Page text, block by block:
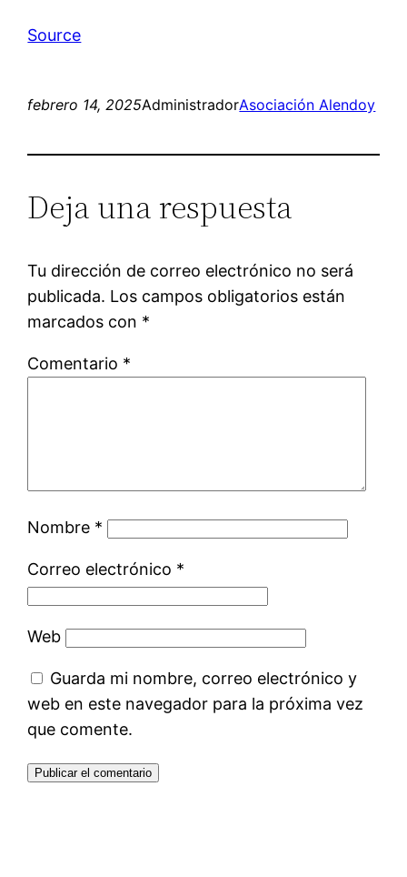
Source
febrero 14, 2025AdministradorAsociación Alendoy
Deja una respuesta
Tu dirección de correo electrónico no será
publicada. Los campos obligatorios están
marcados con *
Comentario *
Nombre *
Correo electrónico *
Web
Guarda mi nombre, correo electrónico y
web en este navegador para la próxima vez
que comente.